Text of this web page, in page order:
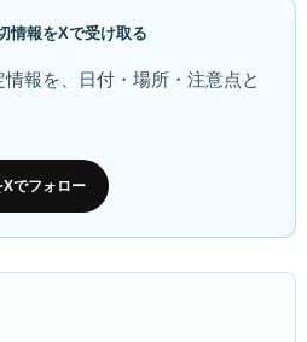
情報をXで受け取る
報を、日付・場所・注意点と
でフォロー